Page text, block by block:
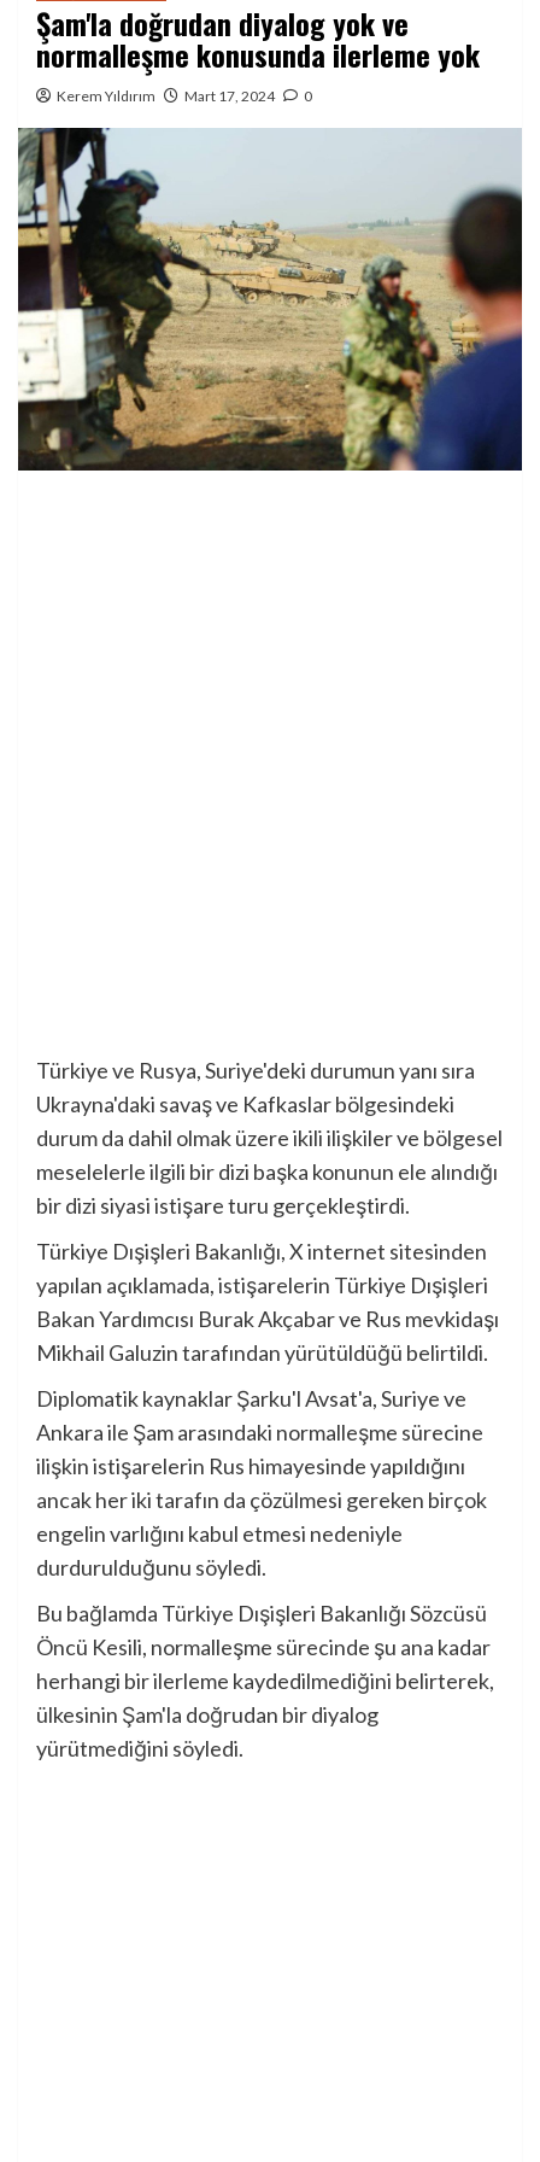
Şam'la doğrudan diyalog yok ve
normalleşme konusunda ilerleme yok
Kerem Yıldırım Mart 17, 2024 0
Türkiye ve Rusya, Suriye'deki durumun yanı sıra
Ukrayna'daki savaş ve Kafkaslar bölgesindeki
durum da dahil olmak üzere ikili ilişkiler ve bölgesel
meselelerle ilgili bir dizi başka konunun ele alındığı
bir dizi siyasi istişare turu gerçekleştirdi.
Türkiye Dışişleri Bakanlığı, X internet sitesinden
yapılan açıklamada, istişarelerin Türkiye Dışişleri
Bakan Yardımcısı Burak Akçabar ve Rus mevkidaşı
Mikhail Galuzin tarafından yürütüldüğü belirtildi.
Diplomatik kaynaklar Şarku'l Avsat'a, Suriye ve
Ankara ile Şam arasındaki normalleşme sürecine
ilişkin istişarelerin Rus himayesinde yapıldığını
ancak her iki tarafın da çözülmesi gereken birçok
engelin varlığını kabul etmesi nedeniyle
durdurulduğunu söyledi.
Bu bağlamda Türkiye Dışişleri Bakanlığı Sözcüsü
Öncü Kesili, normalleşme sürecinde şu ana kadar
herhangi bir ilerleme kaydedilmediğini belirterek,
ülkesinin Şam'la doğrudan bir diyalog
yürütmediğini söyledi.